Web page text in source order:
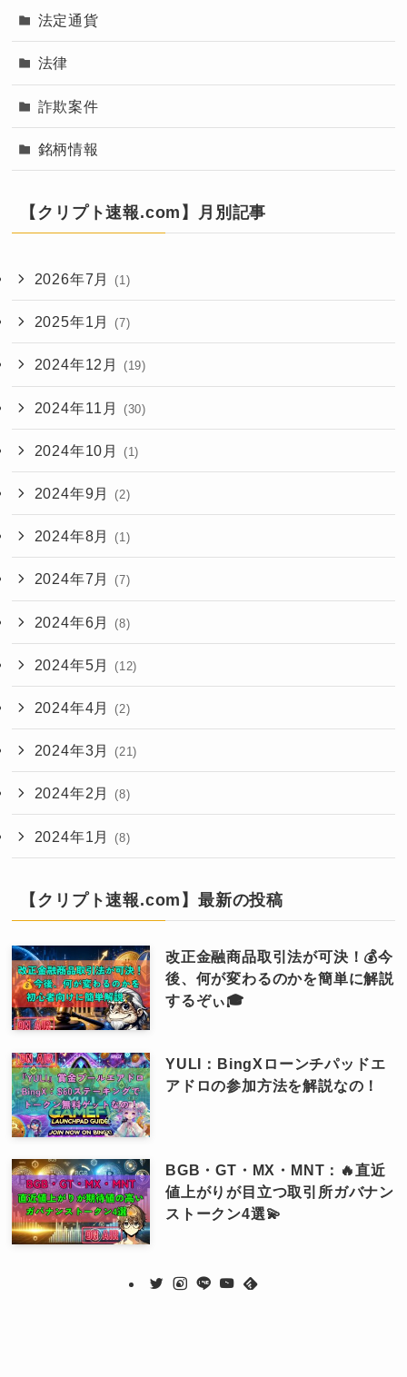
法定通貨
法律
詐欺案件
銘柄情報
【クリプト速報.com】月別記事
2026年7月 (1)
2025年1月 (7)
2024年12月 (19)
2024年11月 (30)
2024年10月 (1)
2024年9月 (2)
2024年8月 (1)
2024年7月 (7)
2024年6月 (8)
2024年5月 (12)
2024年4月 (2)
2024年3月 (21)
2024年2月 (8)
2024年1月 (8)
【クリプト速報.com】最新の投稿
改正金融商品取引法が可決！💰今
後、何が変わるのかを簡単に解説
するぞぃ🎓
YULI：BingXローンチパッドエ
アドロの参加方法を解説なの！
BGB・GT・MX・MNT：🔥直近
値上がりが目立つ取引所ガバナン
ストークン4選💫